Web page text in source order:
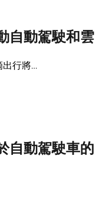
自動駕駛和雲
出行將…
自動駕駛車的